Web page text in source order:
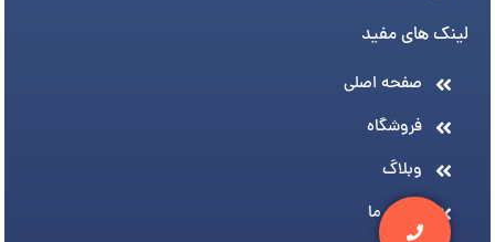
لینک های مفید
صفحه اصلی
فروشگاه
وبلاگ
درباره ما